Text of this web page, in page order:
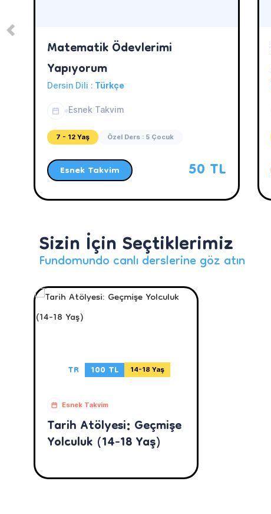
Matematik Ödevlerimi
Yapıyorum
Dersin Dili : Türkçe
Esnek Takvim
7 - 12 Yaş Özel Ders : 5 Çocuk
Esnek Takvim 50 TL
Sizin İçin Seçtiklerimiz
Fundomundo canlı derslerine göz atın
TR 100 TL 14-18 Yaş
Esnek Takvim
Tarih Atölyesi: Geçmişe
Yolculuk (14-18 Yaş)